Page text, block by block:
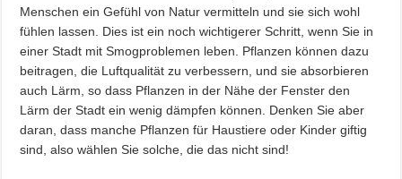
Menschen ein Gefühl von Natur vermitteln und sie sich wohl
fühlen lassen. Dies ist ein noch wichtigerer Schritt, wenn Sie in
einer Stadt mit Smogproblemen leben. Pflanzen können dazu
beitragen, die Luftqualität zu verbessern, und sie absorbieren
auch Lärm, so dass Pflanzen in der Nähe der Fenster den
Lärm der Stadt ein wenig dämpfen können. Denken Sie aber
daran, dass manche Pflanzen für Haustiere oder Kinder giftig
sind, also wählen Sie solche, die das nicht sind!